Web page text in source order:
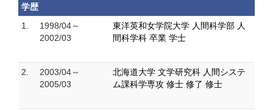
学歴
1.
1998/04～
2002/03
東洋英和女学院大学 人間科学部 人
間科学科 卒業 学士
2.
2003/04～
2005/03
北海道大学 文学研究科 人間システ
ム課科学専攻 修士 修了 修士